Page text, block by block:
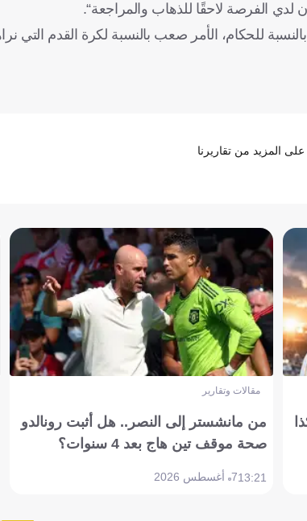
لدي الفرصة لاحقًا للذهاب والمراجعة“.
للحكام، الأمر صعب بالنسبة لكرة القدم التي
مقالات وتقارير
من مانشستر إلى النصر.. هل أثبت رونالدو
صحة موقف تين هاج بعد 4 سنوات؟
13:217 أغسطس 2026